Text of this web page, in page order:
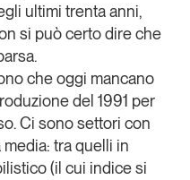
ultimi trenta anni,
si può certo dire che
che oggi mancano
del 1991 per
Ci sono settori con
tra quelli in
(il cui indice si